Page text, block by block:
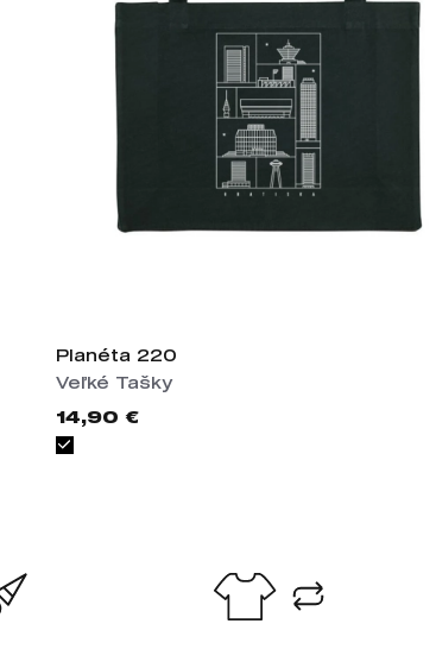
Planéta 220
Veľké Tašky
14,90 €